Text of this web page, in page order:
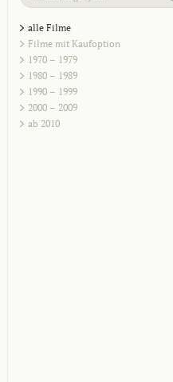
alle Filme
Filme mit Kaufoption
1970 – 1979
1980 – 1989
1990 – 1999
2000 – 2009
ab 2010